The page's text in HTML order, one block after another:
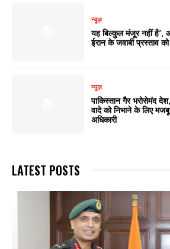
न्यूज़
यह बिल्कुल मंजूर नहीं है’,
ईरान के जवाबी प्रस्ताव
न्यूज़
पाकिस्तान गैर भरोसेमंद
वादे को निभाने के लिए
अधिकारी
LATEST POSTS